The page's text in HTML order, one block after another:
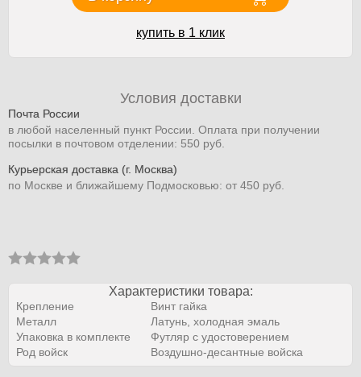
купить в 1 клик
Условия доставки
Почта России
в любой населенный пункт России. Оплата при получении
посылки в почтовом отделении: 550 руб.
Курьерская доставка (г. Москва)
по Москве и ближайшему Подмосковью: от 450 руб.
Характеристики товара:
Крепление
Винт гайка
Металл
Латунь, холодная эмаль
Упаковка в комплекте
Футляр с удостоверением
Род войск
Воздушно-десантные войска